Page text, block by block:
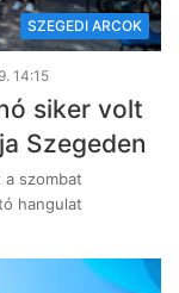
SZEGEDI ARCOK
14:15
siker volt
Szegeden
szombat
hangulat